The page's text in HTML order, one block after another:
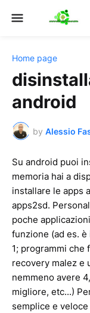
Home page
android
by Alessio
Su android puoi
memoria hai a
installare le apps
apps2sd.
poche
funzione (ad es.
1; programmi che
recovery malez e
nemmeno avere
migliore, etc...)
semplice e